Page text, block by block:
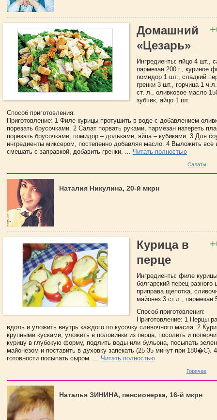
Домашний
«Цезарь»
Ингредиенты: яйцо 4 шт.,
пармезан 200 г., куриное
помидор 1 шт., сладкий
гренки 3 шт., горчица 1
ст. л., оливковое масло
зубчик, яйцо 1 шт.
Способ приготовления:
Приготовление: 1 Филе курицы протушить в воде с добавлением
порезать брусочками. 2 Салат порвать руками, пармезан натереть
порезать брусочками, помидор – дольками, яйца – кубиками. 3 Для
ингредиенты миксером, постепенно добавляя масло. 4 Выложить все
смешать с заправкой, добавить гренки. ... Читать полностью
Салаты
Наталия Никулина, 20-й мкрн
Курица в
перце
Ингредиенты: филе
болгарский перец разного
приправа щепотка,
майонез 3 ст.л., пармезан
Способ приготовления:
Приготовление: 1 Перцы
вдоль и уложить внутрь каждого по кусочку сливочного масла. 2
крупными кусками, уложить в половинки из перца, посолить и
курицу в глубокую форму, подлить воды или бульона, посыпать
майонезом и поставить в духовку запекать (25-35 минут при 180�C).
готовности посыпать сыром. ... Читать полностью
Горячее
Наталья ЗИНИНА, пенсионерка, 16-й мкрн